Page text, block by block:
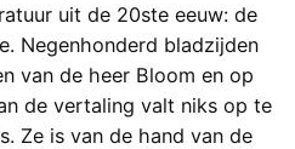
uit de 20ste eeuw: de
Negenhonderd bladzijden
van de heer Bloom en op
de vertaling valt niks op te
Ze is van de hand van de